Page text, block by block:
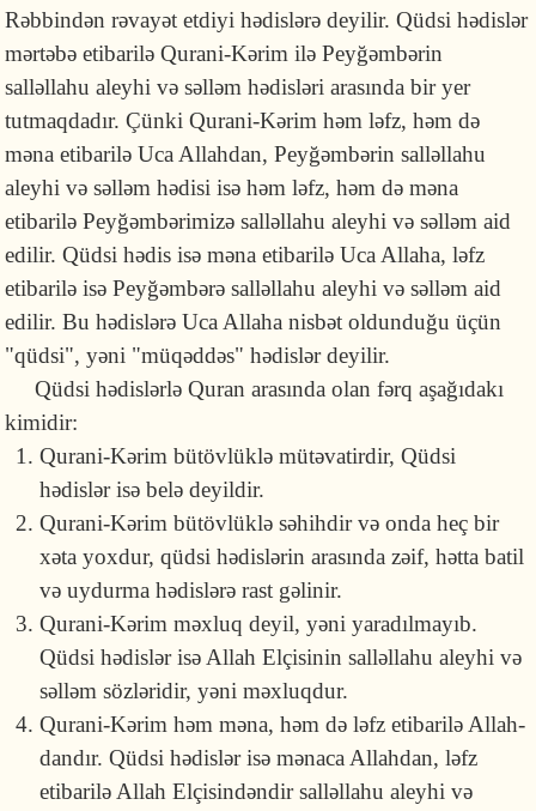
Rəbbindən rəvayət etdiyi hədislərə deyilir. Qüdsi hədislər
mərtəbə etibarilə Qurani-Kərim ilə Peyğəm­bərin
salləllahu aleyhi və səlləm hədisləri arasında bir yer
tutmaqdadır. Çünki Qurani-Kərim həm ləfz, həm də
məna etibarilə Uca Allahdan, Peyğəmbərin salləllahu
aleyhi və səlləm hədisi isə həm ləfz, həm də məna
etibarilə Peyğəm­bərimizə salləllahu aleyhi və səlləm aid
edilir. Qüdsi hədis isə məna etibarilə Uca Allaha, ləfz
etibarilə isə Peyğəmbərə salləllahu aleyhi və səlləm aid
edilir. Bu hədislərə Uca Allaha nisbət oldunduğu üçün
"qüdsi", yəni "müqəddəs" hədislər deyilir.
Qüdsi hədislərlə Quran arasında olan fərq aşağıdakı
kimi­dir:
Qurani-Kərim bütövlüklə mütəvatirdir, Qüdsi
hədislər isə belə deyildir.
Qurani-Kərim bütövlüklə səhihdir və onda heç bir
xəta yoxdur, qüdsi hədislərin arasında zəif, hətta batil
və uydurma hədis­lərə rast gəlinir.
Qurani-Kərim məxluq deyil, yəni yaradılmayıb.
Qüdsi hədis­lər isə Allah Elçisinin salləllahu aleyhi və
səlləm sözləridir, yəni məxluqdur.
Qurani-Kərim həm məna, həm də ləfz etibarilə Allah­
dandır. Qüdsi hədislər isə mənaca Allahdan, ləfz
etibarilə Allah Elçisindəndir salləllahu aleyhi və